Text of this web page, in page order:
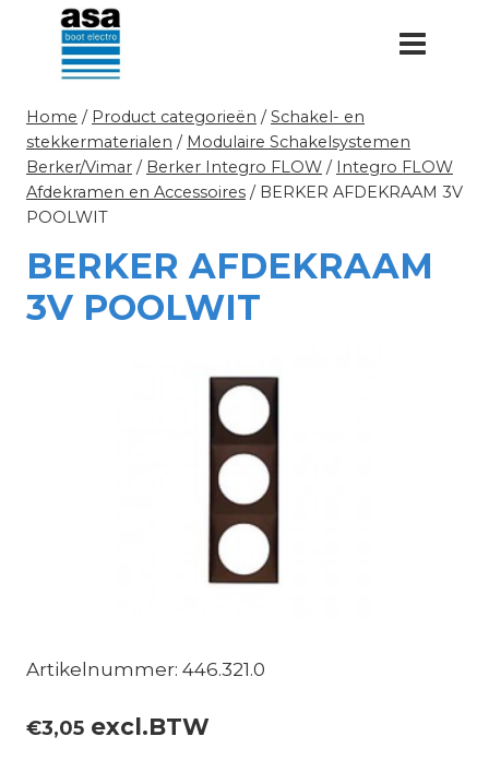
Doorgaan
inhoud
Home / Product categorieën / Schakel- en
stekkermaterialen / Modulaire Schakelsystemen
Berker/Vimar / Berker Integro FLOW / Integro FLOW
Afdekramen en Accessoires / BERKER AFDEKRAAM 3V
POOLWIT
BERKER AFDEKRAAM
3V POOLWIT
Artikelnummer: 446.321.0
€3,05 excl.BTW